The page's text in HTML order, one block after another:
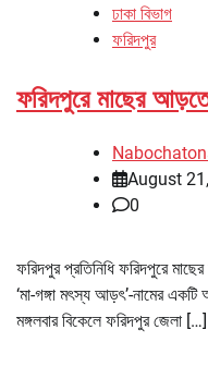
ঢাকা বিভাগ
ফরিদপুর
ফরিদপুরে মাছের
August
0
ফরিদপুর প্রতিনিধি ফরিদপুরে
‘মা-গঙ্গা মৎস্য আড়ৎ’-নামের
মঙ্গলবার বিকেলে ফরিদপুর জেলা […]